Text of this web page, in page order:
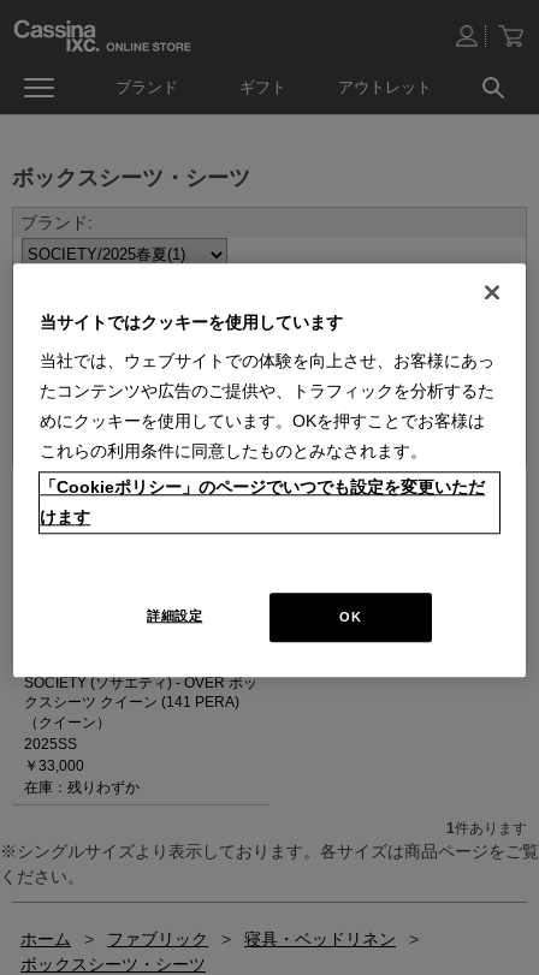
ブランド ギフト アウトレット
ボックスシーツ・シーツ
並べ替え：
1件あります
SOCIETY (ソサエティ) - OVER ボッ
クスシーツ クイーン (141 PERA)
（クイーン）
2025SS
￥33,000
在庫：残りわずか
1件あります
※シングルサイズより表示しております。各サイズは商品ページをご覧
ください。
ホーム > ファブリック > 寝具・ベッドリネン
>
ボックスシーツ・シーツ
当サイトではクッキーを使用しています
当社では、ウェブサイトでの体験を向上させ、お客様にあっ
たコンテンツや広告のご提供や、トラフィックを分析するた
めにクッキーを使用しています。OKを押すことでお客様は
これらの利用条件に同意したものとみなされます。
「Cookieポリシー」のページでいつでも設定を変更いただ
けます
OK
詳細設定